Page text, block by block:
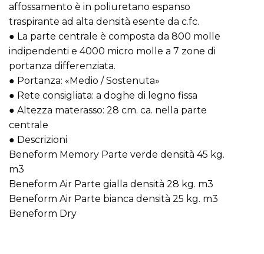
affossamento è in poliuretano espanso
traspirante ad alta densità esente da c.fc.
● La parte centrale è composta da 800 molle
indipendenti e 4000 micro molle a 7 zone di
portanza differenziata.
● Portanza: «Medio / Sostenuta»
● Rete consigliata: a doghe di legno fissa
● Altezza materasso: 28 cm. ca. nella parte
centrale
● Descrizioni
Beneform Memory Parte verde densità 45 kg.
m3
Beneform Air Parte gialla densità 28 kg. m3
Beneform Air Parte bianca densità 25 kg. m3
Beneform Dry